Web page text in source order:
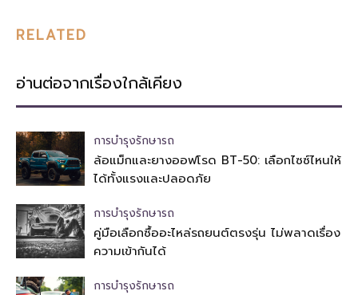
RELATED
อ่านต่อจากเรื่องใกล้เคียง
การบำรุงรักษารถ
ล้อแม็กและยางออฟโรด BT-50: เลือกไซซ์ไหนให้
ได้ทั้งแรงและปลอดภัย
การบำรุงรักษารถ
คู่มือเลือกซื้ออะไหล่รถยนต์ตรงรุ่น ไม่พลาดเรื่อง
ความเข้ากันได้
การบำรุงรักษารถ